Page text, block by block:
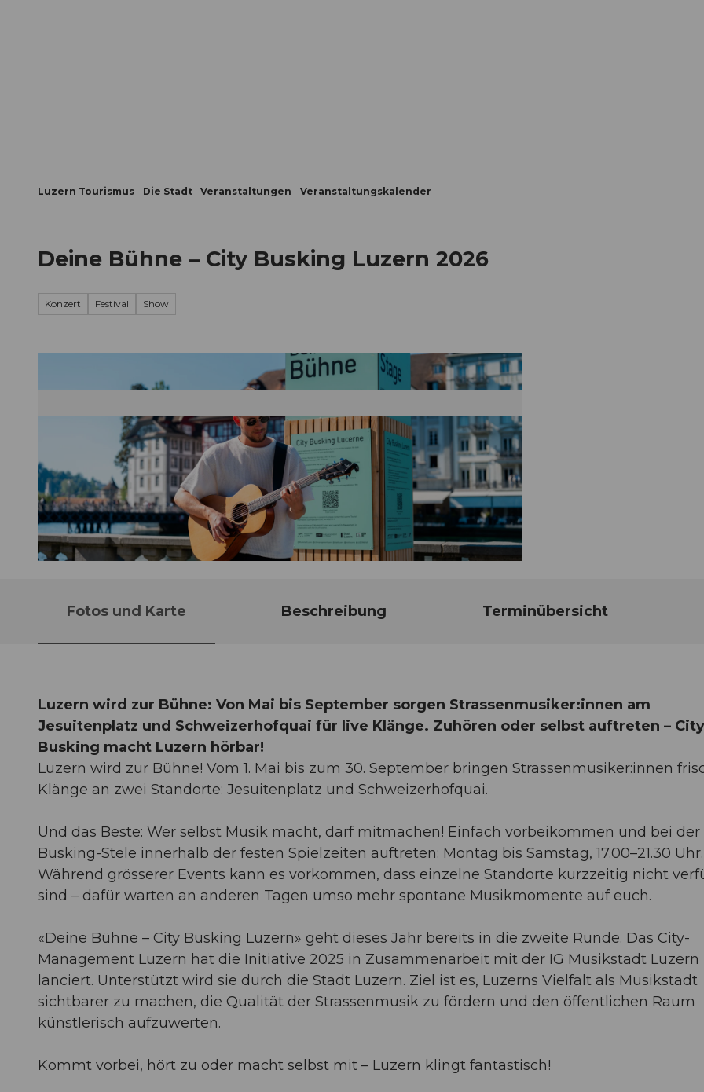
Luzern Tourismus Die Stadt Veranstaltungen Veranstaltungskalender
Deine Bühne – City Busking Luzern 2026
Konzert Festival Show
Fotos und Karte Beschreibung Terminübersicht
Luzern wird zur Bühne: Von Mai bis September sorgen Strassenmusiker:innen am
Jesuitenplatz und Schweizerhofquai für live Klänge. Zuhören oder selbst auftreten – City
Busking macht Luzern hörbar!
Luzern wird zur Bühne! Vom 1. Mai bis zum 30. September bringen Strassenmusiker:innen
Klänge an zwei Standorte: Jesuitenplatz und Schweizerhofquai.
Und das Beste: Wer selbst Musik macht, darf mitmachen! Einfach vorbeikommen und bei der
Busking-Stele innerhalb der festen Spielzeiten auftreten: Montag bis Samstag, 17.00–21.30 Uhr.
Während grösserer Events kann es vorkommen, dass einzelne Standorte kurzzeitig nicht
sind – dafür warten an anderen Tagen umso mehr spontane Musikmomente auf euch.
«Deine Bühne – City Busking Luzern» geht dieses Jahr bereits in die zweite Runde. Das City-
Management Luzern hat die Initiative 2025 in Zusammenarbeit mit der IG Musikstadt Luzern
lanciert. Unterstützt wird sie durch die Stadt Luzern. Ziel ist es, Luzerns Vielfalt als Musikstadt
sichtbarer zu machen, die Qualität der Strassenmusik zu fördern und den öffentlichen Raum
künstlerisch aufzuwerten.
Kommt vorbei, hört zu oder macht selbst mit – Luzern klingt fantastisch!